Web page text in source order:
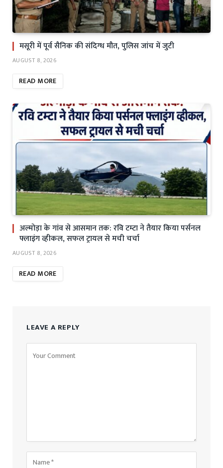
मसूरी में पूर्व सैनिक की संदिग्ध मौत, पुलिस जांच में जुटी
AUGUST 8, 2026
READ MORE
अल्मोड़ा के गांव से आसमान तक: रवि टम्टा ने तैयार किया पर्सनल
फ्लाइंग व्हीकल, सफल ट्रायल से मची चर्चा
AUGUST 8, 2026
READ MORE
LEAVE A REPLY